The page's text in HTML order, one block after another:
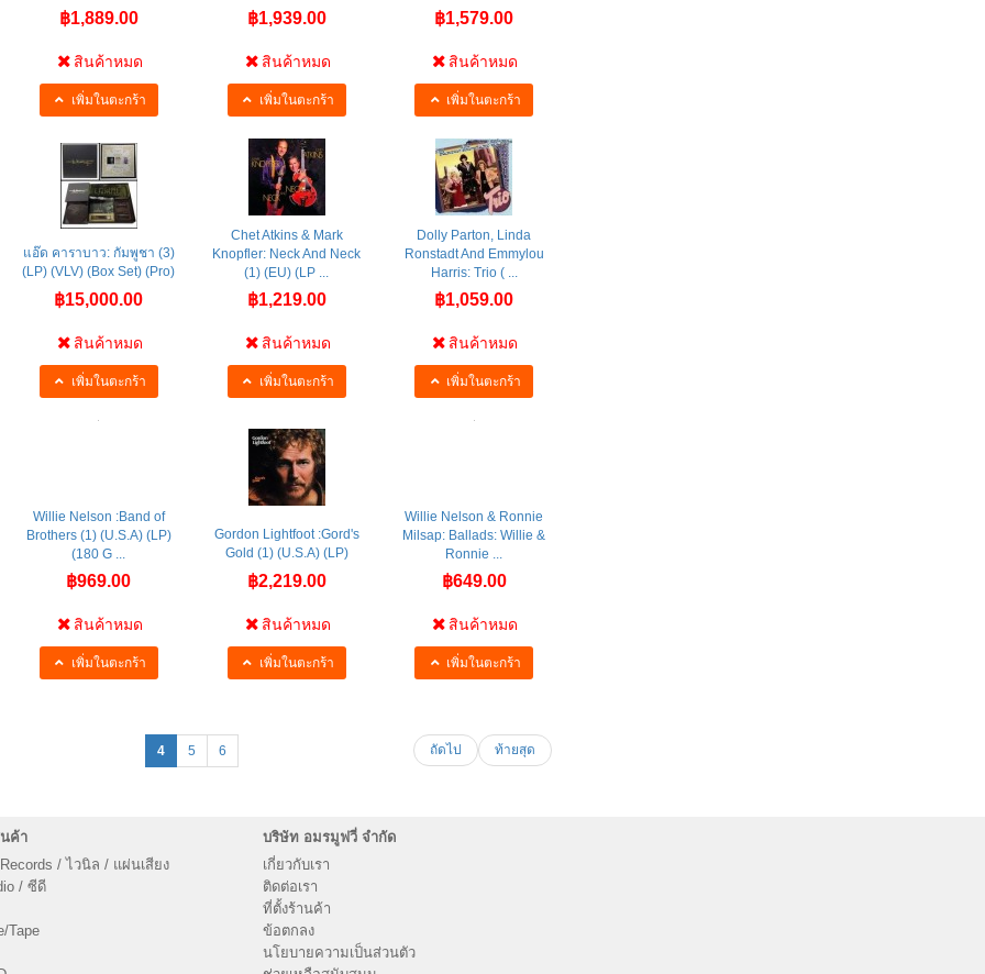
฿1,889.00
สินค้าหมด
เพิ่มในตะกร้า
฿1,939.00
สินค้าหมด
เพิ่มในตะกร้า
฿1,579.00
สินค้าหมด
เพิ่มในตะกร้า
แอ๊ด คาราบาว: กัมพูชา (3)
(LP) (VLV) (Box Set) (Pro)
฿15,000.00
สินค้าหมด
เพิ่มในตะกร้า
Chet Atkins & Mark
Knopfler: Neck And Neck
(1) (EU) (LP ...
฿1,219.00
สินค้าหมด
เพิ่มในตะกร้า
Dolly Parton, Linda
Ronstadt And Emmylou
Harris: Trio ( ...
฿1,059.00
สินค้าหมด
เพิ่มในตะกร้า
Willie Nelson :Band of
Brothers (1) (U.S.A) (LP)
(180 G ...
฿969.00
สินค้าหมด
เพิ่มในตะกร้า
Gordon Lightfoot :Gord's
Gold (1) (U.S.A) (LP)
฿2,219.00
สินค้าหมด
เพิ่มในตะกร้า
Willie Nelson & Ronnie
Milsap: Ballads: Willie &
Ronnie ...
฿649.00
สินค้าหมด
เพิ่มในตะกร้า
4 5 6 ถัดไป ท้ายสุด
ค้า
/ ไวนิล / แผ่นเสียง
/ ซีดี
Tape
บริษัท อมรมูฟวี่ จำกัด
เกี่ยวกับเรา
ติดต่อเรา
ที่ตั้งร้านค้า
ข้อตกลง
นโยบายความเป็นส่วนตัว